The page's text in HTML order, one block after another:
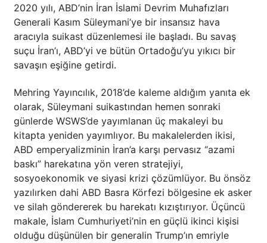
2020 yılı, ABD’nin İran İslami Devrim Muhafızları
Generali Kasım Süleymani’ye bir insansız hava
aracıyla suikast düzenlemesi ile başladı. Bu savaş
suçu İran’ı, ABD’yi ve bütün Ortadoğu’yu yıkıcı bir
savaşın eşiğine getirdi.
Mehring Yayıncılık, 2018’de kaleme aldığım yanıta ek
olarak, Süleymani suikastından hemen sonraki
günlerde WSWS’de yayımlanan üç makaleyi bu
kitapta yeniden yayımlıyor. Bu makalelerden ikisi,
ABD emperyalizminin İran’a karşı pervasız “azami
baskı” harekatına yön veren stratejiyi,
sosyoekonomik ve siyasi krizi çözümlüyor. Bu önsöz
yazılırken dahi ABD Basra Körfezi bölgesine ek asker
ve silah göndererek bu harekatı kızıştırıyor. Üçüncü
makale, İslam Cumhuriyeti’nin en güçlü ikinci kişisi
olduğu düşünülen bir generalin Trump’ın emriyle